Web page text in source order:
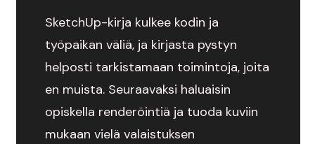
SketchUp-kirja kulkee kodin ja
työpaikan väliä, ja kirjasta pystyn
helposti tarkistamaan toimintoja, joita
en muista. Seuraavaksi haluaisin
opiskella renderöintiä ja tuoda kuviin
mukaan vielä valaistuksen